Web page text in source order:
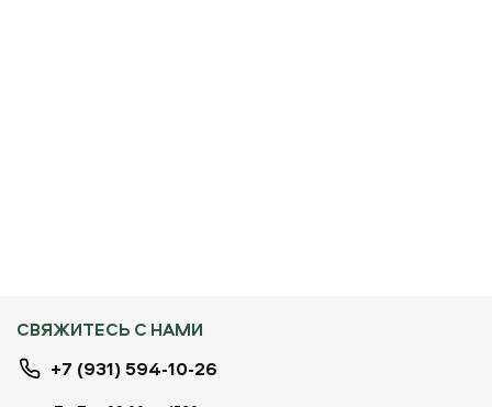
СВЯЖИТЕСЬ С НАМИ
+7 (931) 594-10-26